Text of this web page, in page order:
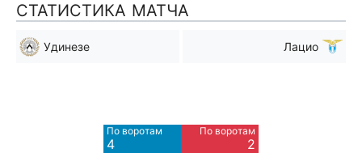
СТАТИСТИКА МАТЧА
Удинезе Лацио
По воротам
4
По воротам
2